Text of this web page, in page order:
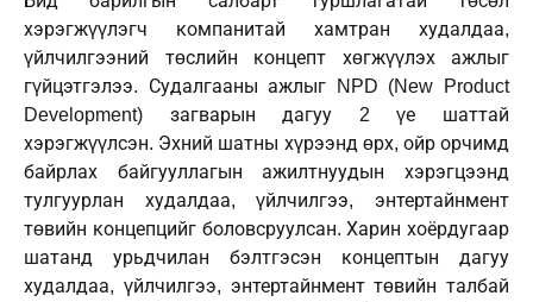
хэрэгжүүлэгч компанитай хамтран худалдаа,
үйлчилгээний төслийн концепт хөгжүүлэх ажлыг
гүйцэтгэлээ. Судалгааны ажлыг NPD (New Product
Development) загварын дагуу 2 үе шаттай
хэрэгжүүлсэн. Эхний шатны хүрээнд өрх, ойр орчимд
байрлах байгууллагын ажилтнуудын хэрэгцээнд
тулгуурлан худалдаа, үйлчилгээ, энтертайнмент
төвийн концепцийг боловсруулсан. Харин хоёрдугаар
шатанд урьдчилан бэлтгэсэн концептын дагуу
худалдаа, үйлчилгээ, энтертайнмент төвийн талбай